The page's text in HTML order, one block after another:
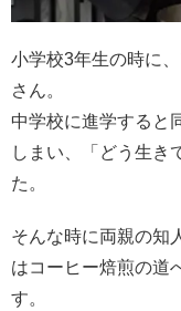
小学校3年生の時に
さん。
中学校に進学すると
しまい、「どう生き
た。
そんな時に両親の知
はコーヒー焙煎の道
す。